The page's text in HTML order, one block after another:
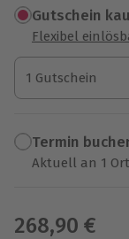
Gutschein
Flexibel
1 Gutschein
1 Gutschein
1 Gutschein
Termin
Aktuell an 1
268,90 €